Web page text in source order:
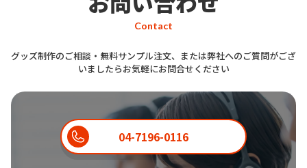
Contact
グッズ制作のご相談・無料サンプル注文、または弊社へのご質問がござ
いましたらお気軽にお問合せください
04-7196-0116